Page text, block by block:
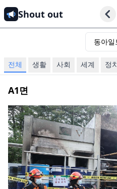
Shout out
동아일
전체 생활 사회 세계 정
A1면